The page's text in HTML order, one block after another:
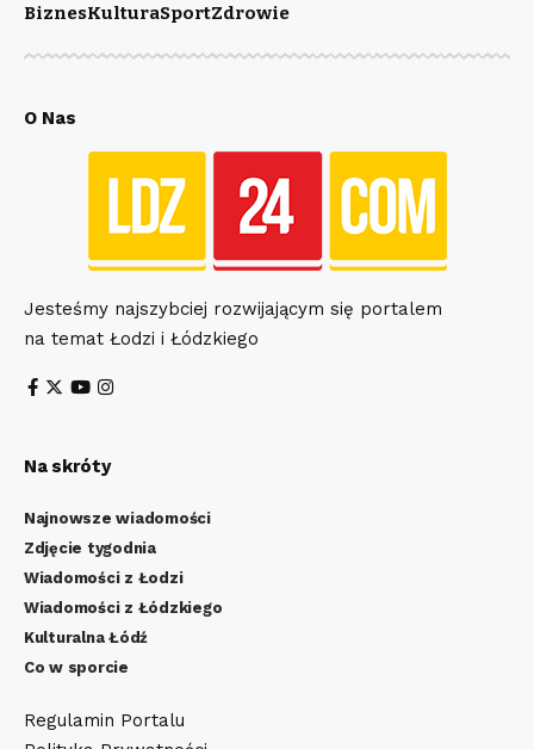
BiznesKulturaSportZdrowie
O Nas
Jesteśmy najszybciej rozwijającym się portalem
na temat Łodzi i Łódzkiego
Na skróty
Najnowsze wiadomości
Zdjęcie tygodnia
Wiadomości z Łodzi
Wiadomości z Łódzkiego
Kulturalna Łódź
Co w sporcie
Regulamin Portalu